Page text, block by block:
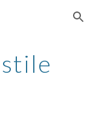
Skip to navigation